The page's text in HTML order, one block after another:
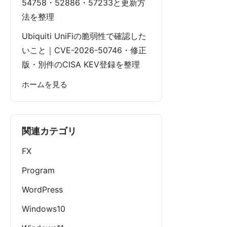
54758・52886・57233と更新方
法を整理
Ubiquiti UniFiの脆弱性で確認した
いこと｜CVE-2026-50746・修正
版・別件のCISA KEV登録を整理
ホームを見る
関連カテゴリ
FX
Program
WordPress
Windows10